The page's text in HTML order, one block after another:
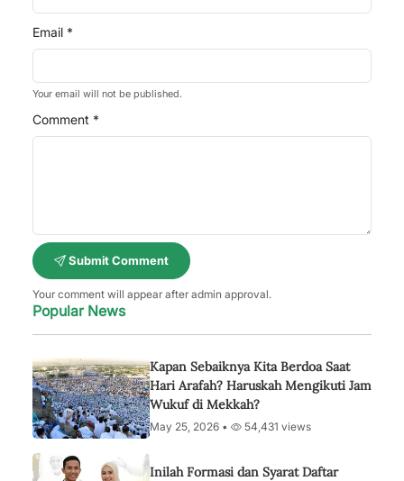
Email *
Your email will not be published.
Comment *
Submit Comment
Your comment will appear after admin approval.
Popular News
Kapan Sebaiknya Kita Berdoa Saat
Hari Arafah? Haruskah Mengikuti Jam
Wukuf di Mekkah?
May 25, 2026 • 54,431 views
Inilah Formasi dan Syarat Daftar